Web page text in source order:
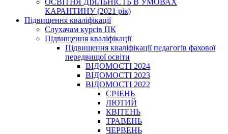
ОСВІТНЯ ДІЯЛЬНІСТЬ В УМОВАХ
КАРАНТИНУ (2021 рік)
Підвищення кваліфікації
Слухачам курсів ПК
Підвищення кваліфікації
Підвищення кваліфікації педагогів фахової
передвищої освіти
ВІДОМОСТІ 2024
ВІДОМОСТІ 2023
ВІДОМОСТІ 2022
СІЧЕНЬ
ЛЮТИЙ
КВІТЕНЬ
ТРАВЕНЬ
ЧЕРВЕНЬ